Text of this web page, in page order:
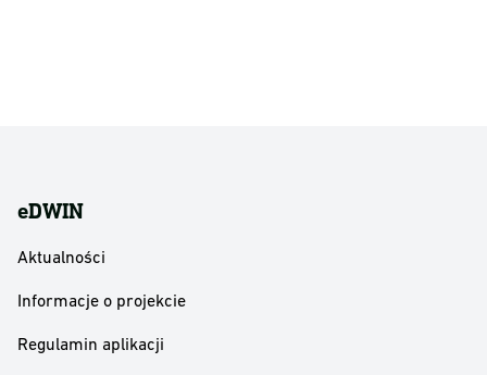
eDWIN
Aktualności
Informacje o projekcie
Regulamin aplikacji